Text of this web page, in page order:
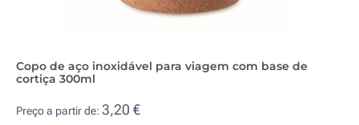
Copo de aço inoxidável para viagem com base de
cortiça 300ml
Preço a partir de: 3,20 €